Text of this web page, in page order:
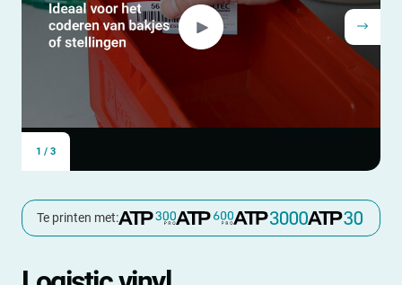
1 / 3
Te printen met: